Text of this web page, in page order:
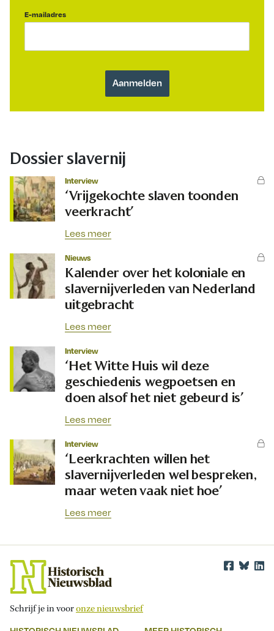
E-mailadres
Dossier slavernij
Interview
‘Vrijgekochte slaven toonden
veerkracht’
Lees meer
Nieuws
Kalender over het koloniale en
slavernijverleden van Nederland
uitgebracht
Lees meer
Interview
‘Het Witte Huis wil deze
geschiedenis wegpoetsen en
doen alsof het niet gebeurd is’
Lees meer
Interview
‘Leerkrachten willen het
slavernijverleden wel bespreken,
maar weten vaak niet hoe’
Lees meer
Schrijf je in vooronze nieuwsbrief